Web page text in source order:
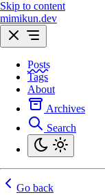
Skip to content
mimikun.dev
Posts
Tags
About
Archives
Search
Go back